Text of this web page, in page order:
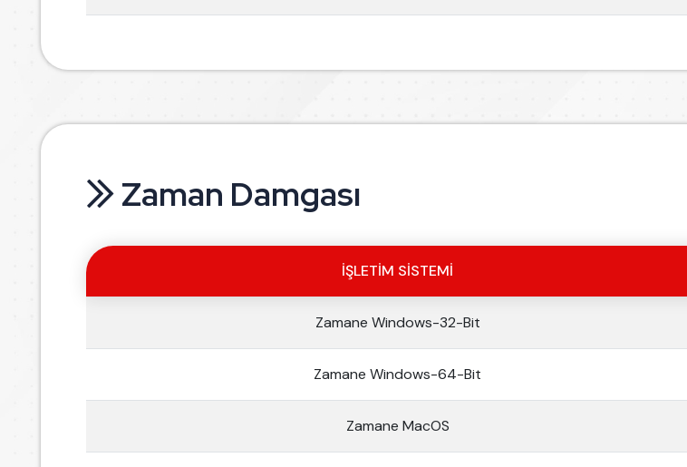
Zaman Damgası
İŞLETIM SISTEMI
Zamane Windows-32-Bit
Zamane Windows-64-Bit
Zamane MacOS